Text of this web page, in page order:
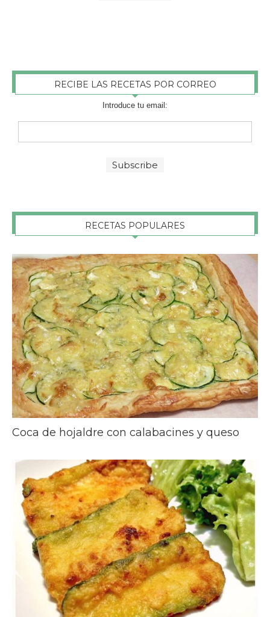
RECIBE LAS RECETAS POR CORREO
Introduce tu email:
RECETAS POPULARES
Coca de hojaldre con calabacines y queso